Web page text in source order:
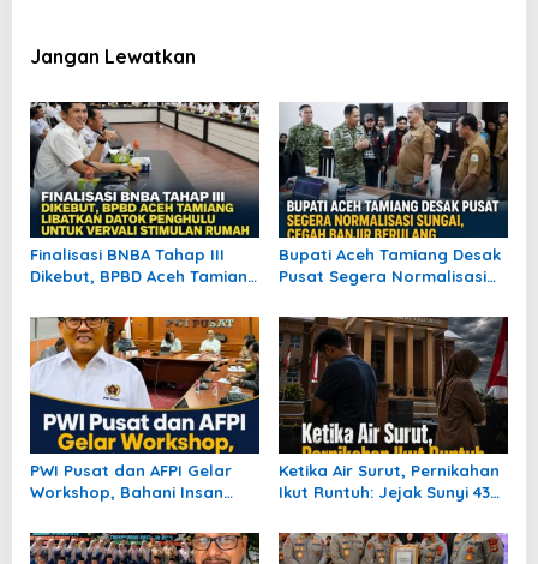
Jangan Lewatkan
Finalisasi BNBA Tahap III
Dikebut, BPBD Aceh Tamiang
untuk Vervali Stimulan
Rumah
Bupati Aceh Tamiang Desak
Pusat Segera Normalisasi
Berulang
PWI Pusat dan AFPI Gelar
Workshop, Bahani Insan
Pendanaan Digital
Ketika Air Surut, Pernikahan
Ikut Runtuh: Jejak Sunyi 435
Aceh Tamiang